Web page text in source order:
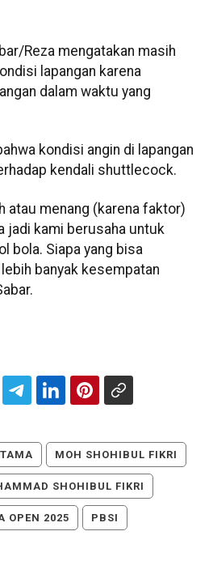
Reza mengatakan masih
lapangan karena
dalam waktu yang
kondisi angin di lapangan
kendali shuttlecock.
atau menang (karena faktor)
jadi kami berusaha untuk
bola. Siapa yang bisa
banyak kesempatan
MOH SHOHIBUL FIKRI
SHOHIBUL FIKRI
OPEN 2025 PBSI